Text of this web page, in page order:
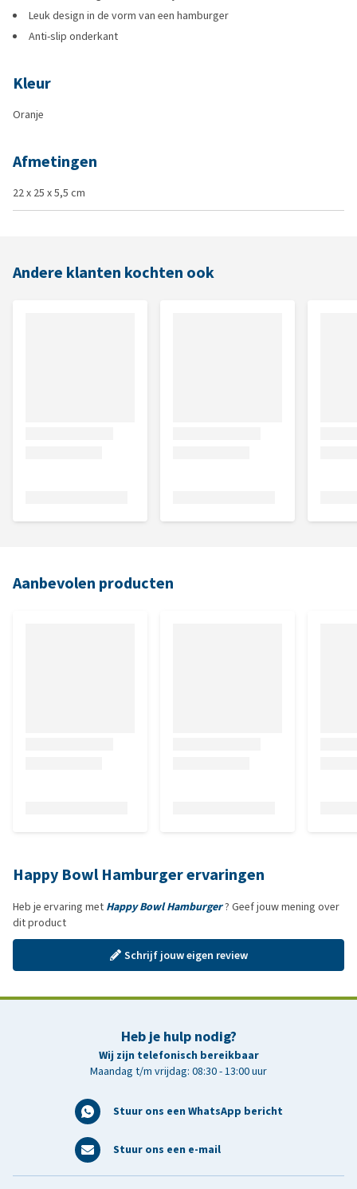
Leuk design in de vorm van een hamburger
Anti-slip onderkant
Kleur
Oranje
Afmetingen
22 x 25 x 5,5 cm
Andere klanten kochten ook
Aanbevolen producten
Happy Bowl Hamburger ervaringen
Heb je ervaring met Happy Bowl Hamburger? Geef jouw mening over
dit product
Schrijf jouw eigen review
Heb je hulp nodig?
Wij zijn telefonisch bereikbaar
Maandag t/m vrijdag: 08:30 - 13:00 uur
Stuur ons een WhatsApp bericht
Stuur ons een e-mail